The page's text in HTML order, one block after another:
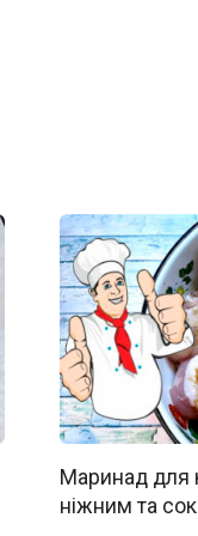
Маринад для
ніжним та